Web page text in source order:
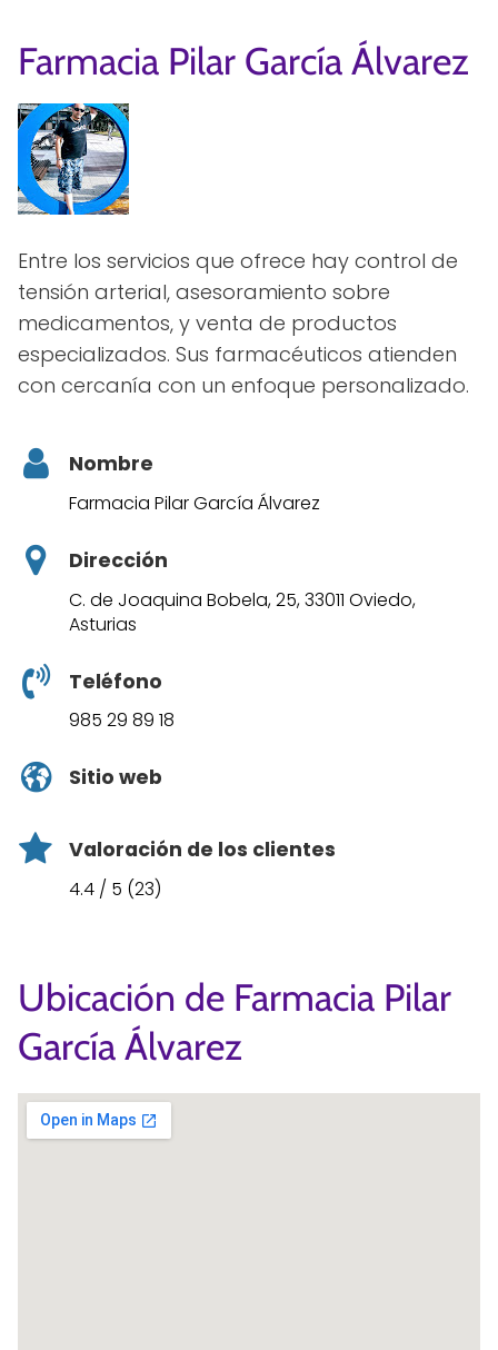
Farmacia Pilar García Álvarez
Entre los servicios que ofrece hay control de
tensión arterial, asesoramiento sobre
medicamentos, y venta de productos
especializados. Sus farmacéuticos atienden
con cercanía con un enfoque personalizado.
Nombre
Farmacia Pilar García Álvarez
Dirección
C. de Joaquina Bobela, 25, 33011 Oviedo,
Asturias
Teléfono
985 29 89 18
Sitio web
Valoración de los clientes
4.4 / 5 (23)
Ubicación de Farmacia Pilar
García Álvarez